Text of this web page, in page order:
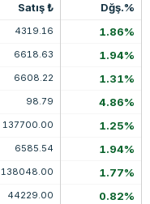
Satış ₺ Dğş.%
4319.16 1.86%
6618.63 1.94%
6608.22 1.31%
98.79 4.86%
137700.00 1.25%
6585.54 1.94%
138048.00 1.77%
44229.00 0.82%